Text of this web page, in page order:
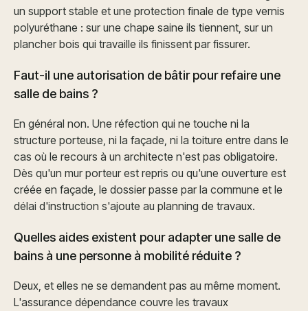
un support stable et une protection finale de type vernis
polyuréthane : sur une chape saine ils tiennent, sur un
plancher bois qui travaille ils finissent par fissurer.
Faut-il une autorisation de bâtir pour refaire une
salle de bains ?
En général non. Une réfection qui ne touche ni la
structure porteuse, ni la façade, ni la toiture entre dans le
cas où le recours à un architecte n'est pas obligatoire.
Dès qu'un mur porteur est repris ou qu'une ouverture est
créée en façade, le dossier passe par la commune et le
délai d'instruction s'ajoute au planning de travaux.
Quelles aides existent pour adapter une salle de
bains à une personne à mobilité réduite ?
Deux, et elles ne se demandent pas au même moment.
L'assurance dépendance couvre les travaux